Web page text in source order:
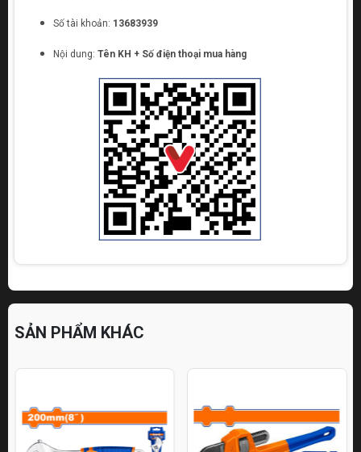
Số tài khoản: 13683939
Nội dung: Tên KH + Số điện thoại mua hàng
SẢN PHẨM KHÁC